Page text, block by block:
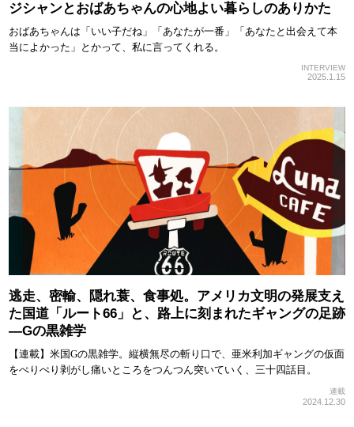
ジシャンとおばあちゃんの心地よい暮らしのありかた
おばあちゃんは「いい子だね」「あなたが一番」「あなたと出会えて本
当によかった」とかって、私に言ってくれる。
INTERVIEW
2025.1.15
逃走、密輸、隠れ蓑、食事処。アメリカ文明の発展支え
た国道「ルート66」と、路上に刻まれたギャングの足跡
—Gの黒雑学
【連載】米国Gの黒雑学。縦横無尽の斬り口で、亜米利加ギャングの仮面
をぺりぺり剥がし痛いところをつんつん突いていく、三十四話目。
連載
2024.12.30